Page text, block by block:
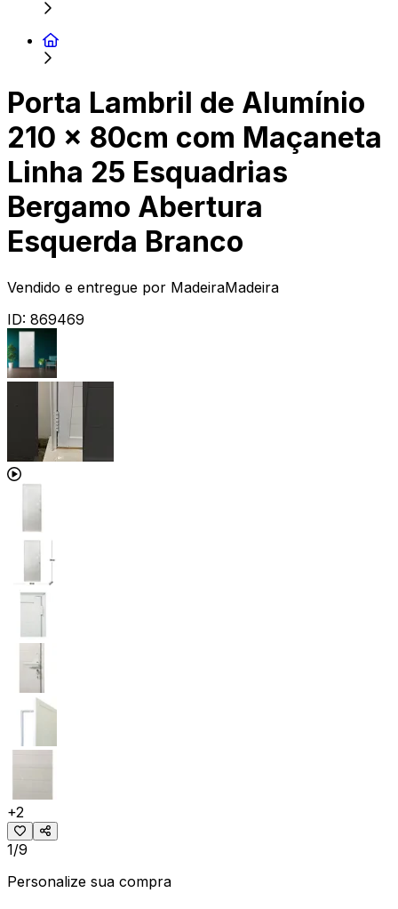
Porta Lambril de Alumínio
210 x 80cm com Maçaneta
Linha 25 Esquadrias
Bergamo Abertura
Esquerda Branco
Vendido e entregue por MadeiraMadeira
ID: 869469
+2
1/9
Personalize sua compra